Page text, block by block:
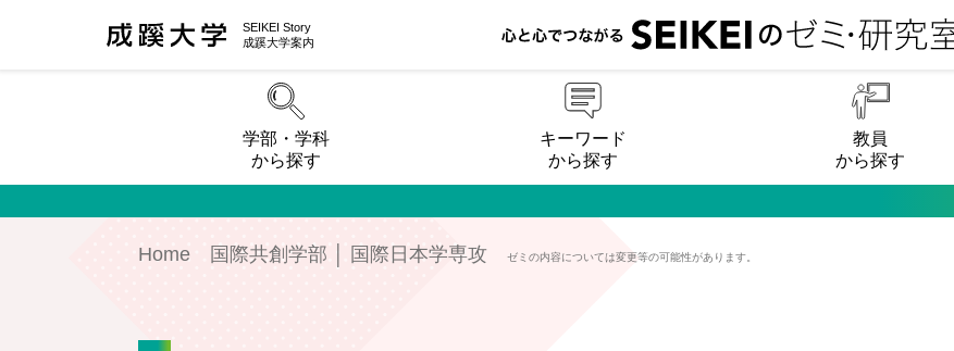
SEIKEI Story
成蹊大学案内
学部・学科
から探す
キーワード
から探す
教員
から探す
Home 国際共創学部 │ 国際日本学専攻 ゼミの内容については変更等の可能性があります。